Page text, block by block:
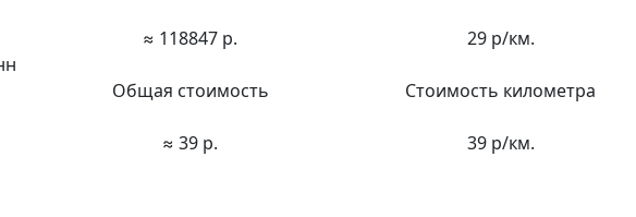
≈ 118847 р. 29 р/км.
Общая стоимость Стоимость километра
≈ 39 р. 39 р/км.